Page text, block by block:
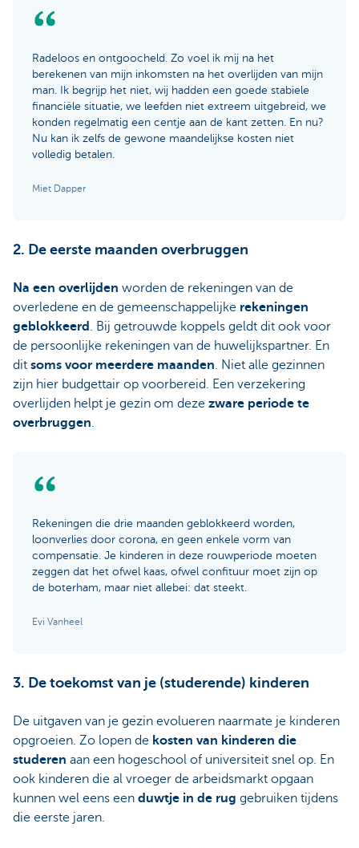
Radeloos en ontgoocheld. Zo voel ik mij na het
berekenen van mijn inkomsten na het overlijden van mijn
man. Ik begrijp het niet, wij hadden een goede stabiele
financiële situatie, we leefden niet extreem uitgebreid, we
konden regelmatig een centje aan de kant zetten. En nu?
Nu kan ik zelfs de gewone maandelijkse kosten niet
volledig betalen.
Miet Dapper
2. De eerste maanden overbruggen
Na een overlijden worden de rekeningen van de
overledene en de gemeenschappelijke rekeningen
geblokkeerd . Bij getrouwde koppels geldt dit ook voor
de persoonlijke rekeningen van de huwelijkspartner. En
dit soms voor meerdere maanden. Niet alle gezinnen
zijn hier budgettair op voorbereid. Een verzekering
overlijden helpt je gezin om deze zware periode te
overbruggen.
Rekeningen die drie maanden geblokkeerd worden,
loonverlies door corona, en geen enkele vorm van
compensatie. Je kinderen in deze rouwperiode moeten
zeggen dat het ofwel kaas, ofwel confituur moet zijn op
de boterham, maar niet allebei: dat steekt.
Evi Vanheel
3. De toekomst van je (studerende) kinderen
De uitgaven van je gezin evolueren naarmate je kinderen
opgroeien. Zo lopen de kosten van kinderen die
studeren aan een hogeschool of universiteit snel op. En
ook kinderen die al vroeger de arbeidsmarkt opgaan
kunnen wel eens een duwtje in de rug gebruiken tijdens
die eerste jaren.